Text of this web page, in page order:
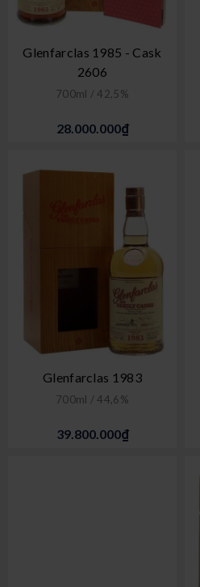
Glenfarclas 1985 - Cask
2606
700ml / 42,5%
28.000.000₫
Glenfarclas 1983
700ml / 44,6%
39.800.000₫